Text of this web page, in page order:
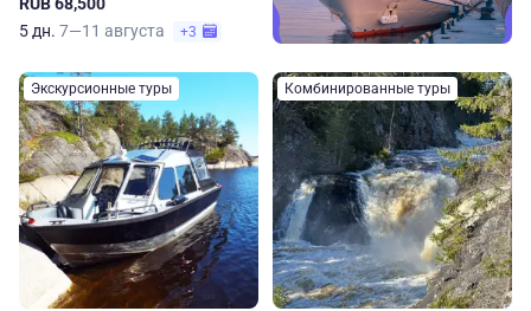
5 дн. 7—11 августа +3
Экскурсионные туры Комбинированные туры